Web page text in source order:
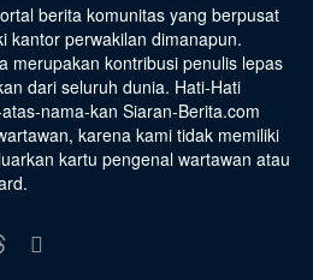
berita komunitas yang berpusat
kantor perwakilan dimanapun.
merupakan kontribusi penulis lepas
dari seluruh dunia. Hati-Hati
nama-kan Siaran-Berita.com
karena kami tidak memiliki
kartu pengenal wartawan atau